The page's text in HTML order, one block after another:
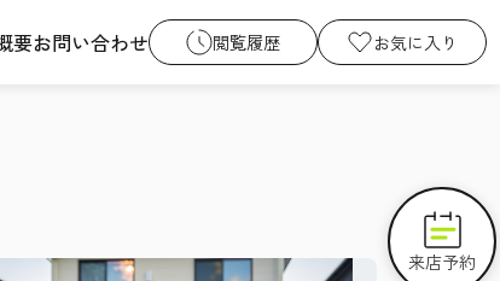
要お問い合わせ 閲覧履歴 お気に入り
来店予約